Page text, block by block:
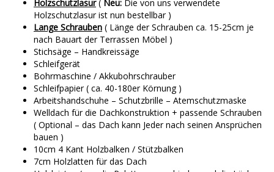
Holzschutzlasur( Neu: Die von uns verwendete
Holzschutzlasur ist nun bestellbar )
Lange Schrauben ( Länge der Schrauben ca. 15-25cm je
nach Bauart der Terrassen Möbel )
Stichsäge – Handkreissäge
Schleifgerät
Bohrmaschine / Akkubohrschrauber
Schleifpapier ( ca. 40-180er Körnung )
Arbeitshandschuhe – Schutzbrille – Atemschutzmaske
Welldach für die Dachkonstruktion + passende Schrauben
( Optional – das Dach kann Jeder nach seinen Ansprüchen
bauen )
10cm 4 Kant Holzbalken / Stützbalken
7cm Holzlatten für das Dach